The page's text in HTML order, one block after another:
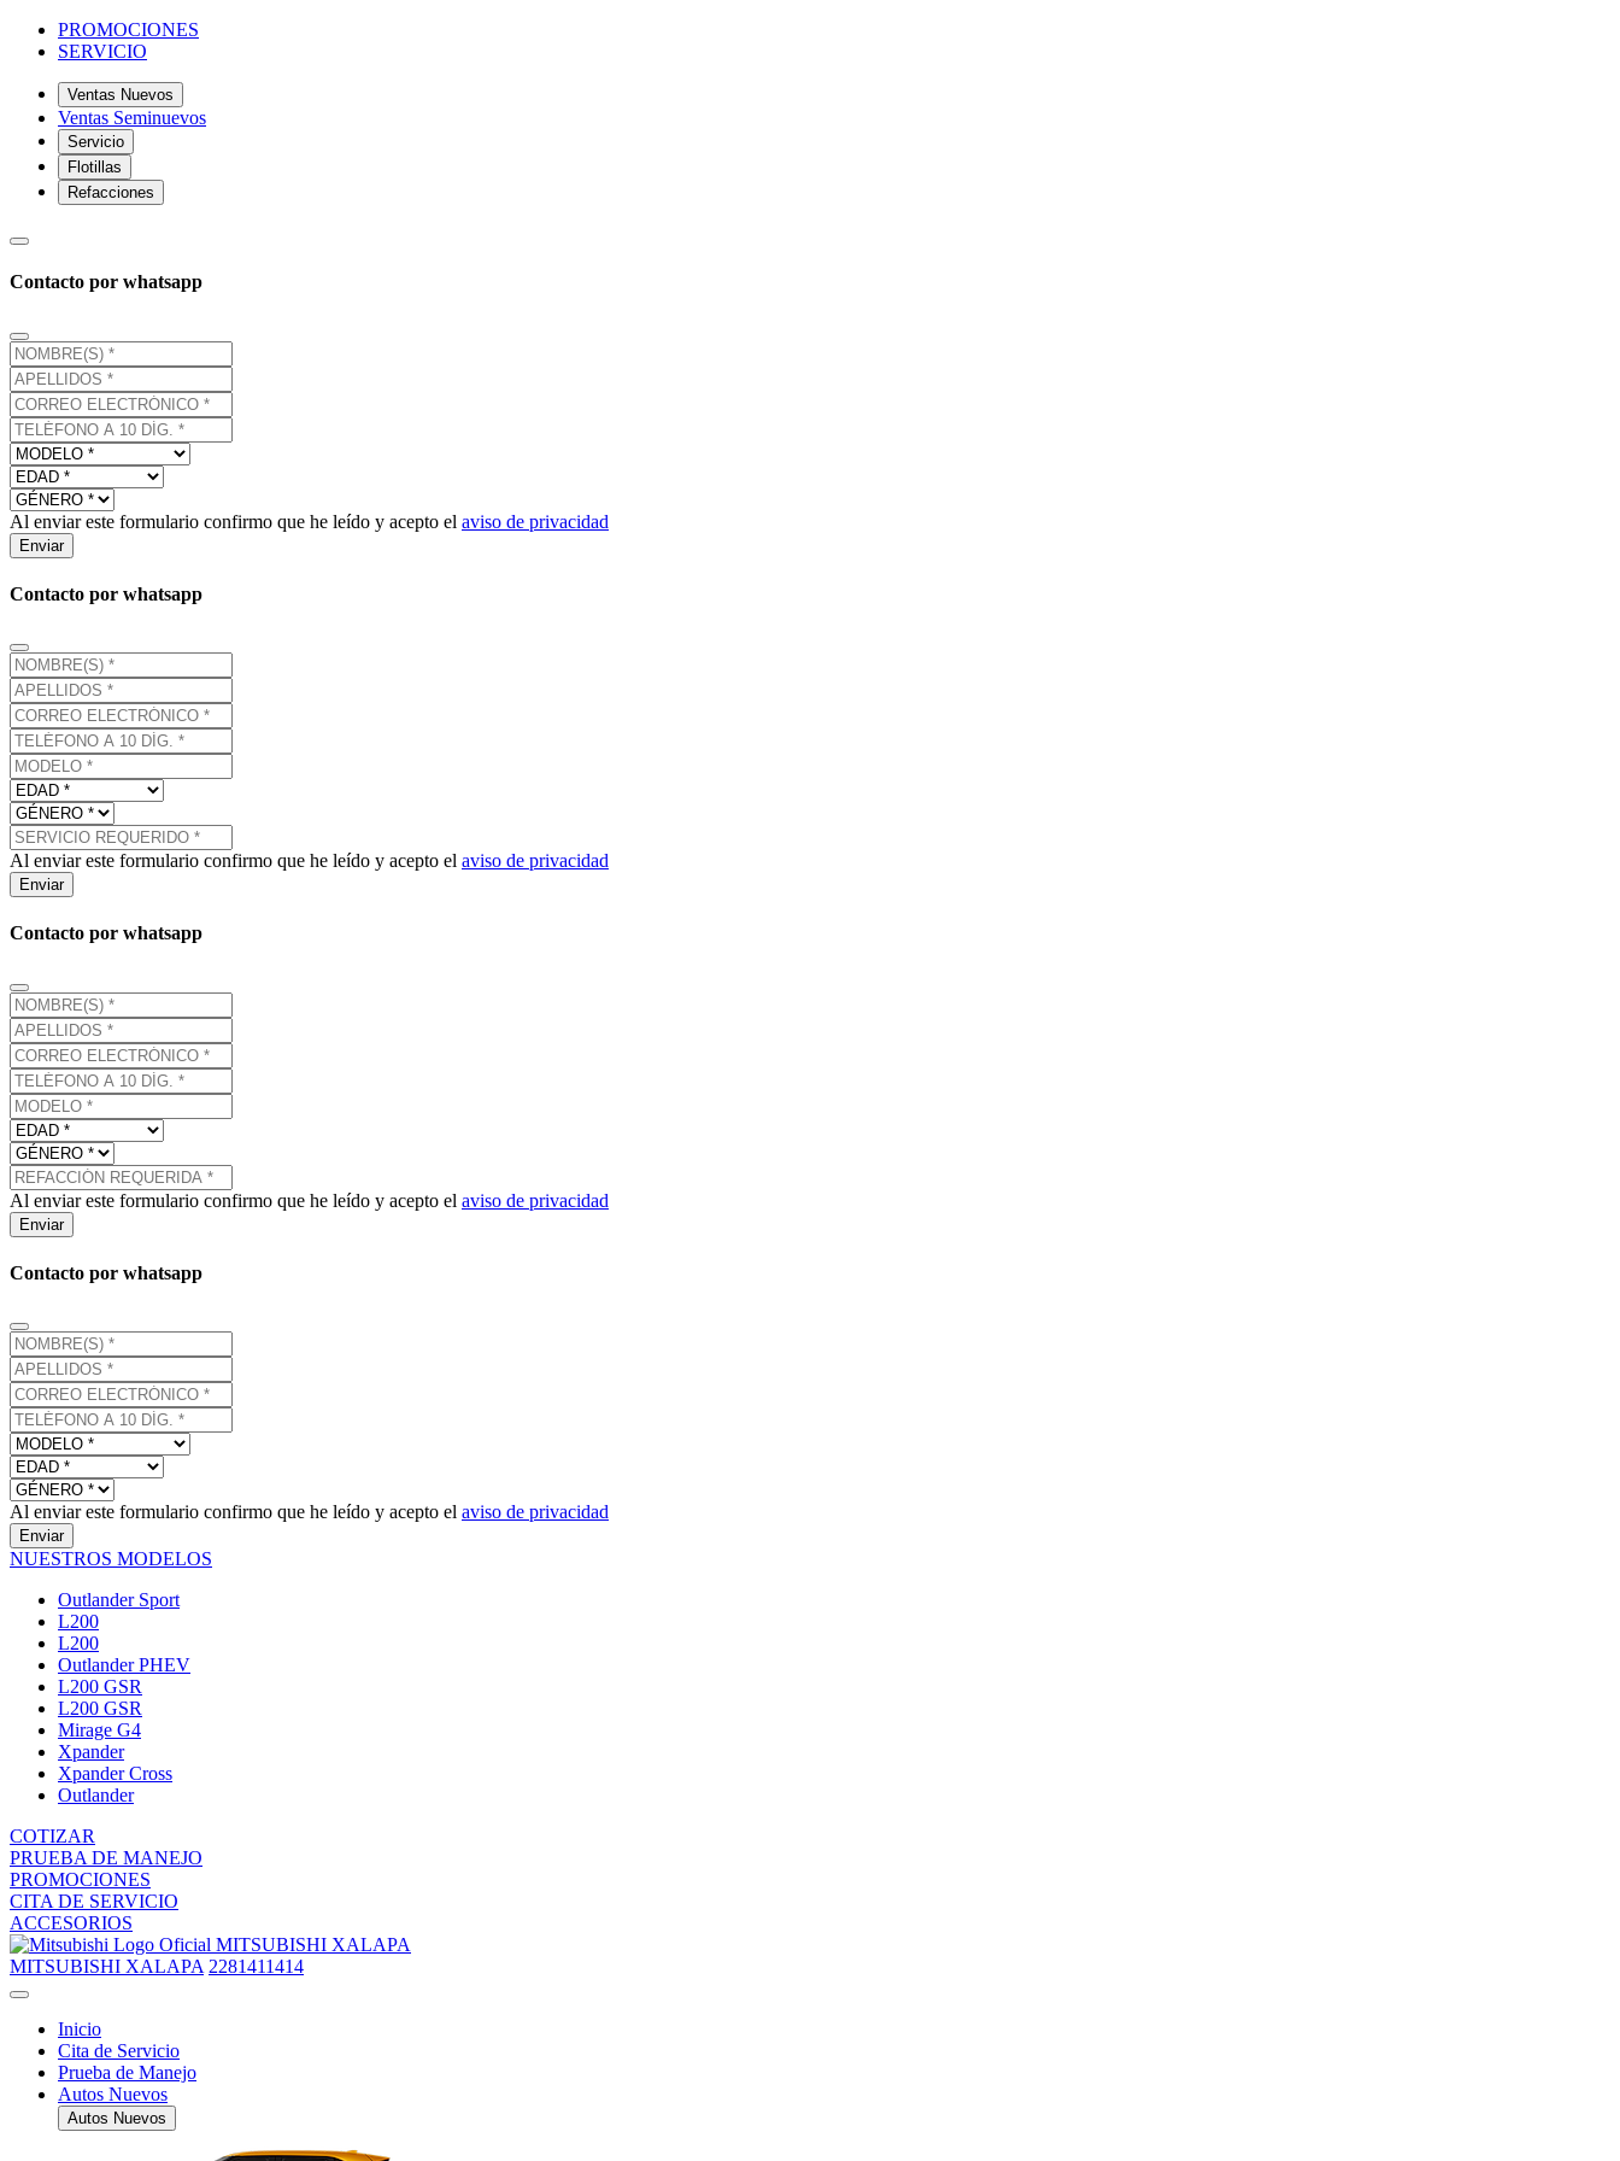
PROMOCIONES
SERVICIO
Ventas Nuevos
Ventas Seminuevos
Servicio
Flotillas
Refacciones
Contacto por whatsapp
Al enviar este formulario confirmo que he leído y acepto el aviso de privacidad
Enviar
Contacto por whatsapp
Al enviar este formulario confirmo que he leído y acepto el aviso de privacidad
Enviar
Contacto por whatsapp
Al enviar este formulario confirmo que he leído y acepto el aviso de privacidad
Enviar
Contacto por whatsapp
Al enviar este formulario confirmo que he leído y acepto el aviso de privacidad
Enviar
NUESTROS MODELOS
Outlander Sport
L200
L200
Outlander PHEV
L200 GSR
L200 GSR
Mirage G4
Xpander
Xpander Cross
Outlander
COTIZAR
PRUEBA DE MANEJO
PROMOCIONES
CITA DE SERVICIO
ACCESORIOS
MITSUBISHI XALAPA
MITSUBISHI XALAPA 2281411414
Inicio
Cita de Servicio
Prueba de Manejo
Autos Nuevos
Autos Nuevos